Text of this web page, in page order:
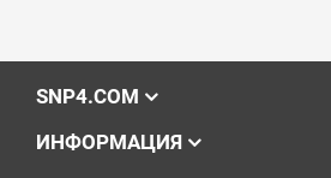
SNP4.COM
ИНФОРМАЦИЯ